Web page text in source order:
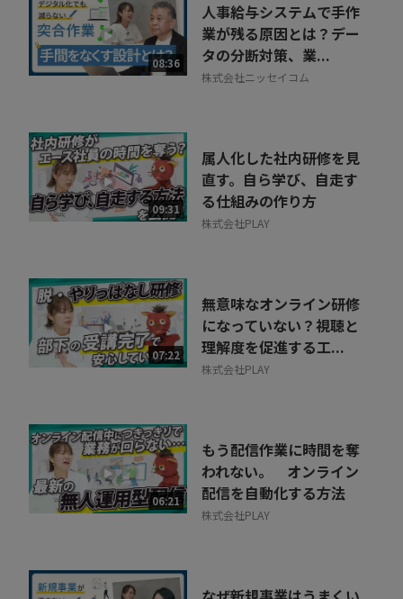
08:36
人事給与システムで手作
業が残る原因とは？デー
タの分断対策、業...
株式会社ニッセイコム
09:31
属人化した社内研修を見
直す。自ら学び、自走す
る仕組みの作り方
株式会社PLAY
07:22
無意味なオンライン研修
になっていない？視聴と
理解度を促進する工...
株式会社PLAY
06:21
もう配信作業に時間を奪
われない。 オンライン
配信を自動化する方法
株式会社PLAY